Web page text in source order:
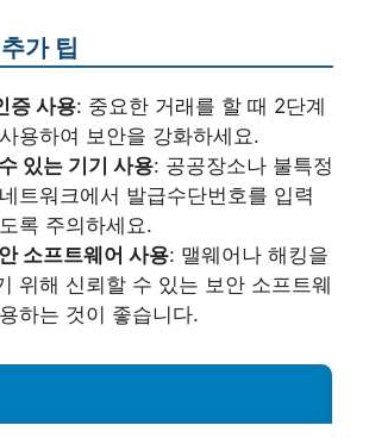
가 팁
증 사용: 중요한 거래를 할 때 2단계
용하여 보안을 강화하세요.
있는 기기 사용: 공공장소나 불특정
트워크에서 발급수단번호를 입력
록 주의하세요.
소프트웨어 사용: 맬웨어나 해킹을
위해 신뢰할 수 있는 보안 소프트웨
하는 것이 좋습니다.